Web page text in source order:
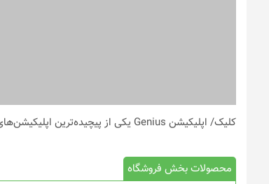
کلیک/ اپلیکیشن Genius یکی از پیچیده‌ترین اپلیکیشن‌های پیدا کردن موسیقی است.
محصولات بخش فروشگاه